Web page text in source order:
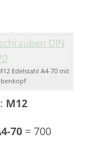
Edelstahl A4-70 mit
M12
70 = 700